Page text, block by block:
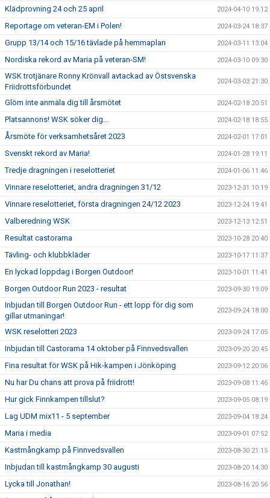
Klädprovning 24 och 25 april 2024-04-10 19:12
Reportage om veteran-EM i Polen! 2024-03-24 18:37
Grupp 13/14 och 15/16 tävlade på hemmaplan 2024-03-11 13:04
Nordiska rekord av Maria på veteran-SM! 2024-03-10 09:30
WSK trotjänare Ronny Krönvall avtackad av Östsvenska
Friidrottsförbundet
2024-03-03 21:30
Glöm inte anmäla dig till årsmötet 2024-02-18 20:51
Platsannons! WSK söker dig... 2024-02-18 18:55
Årsmöte för verksamhetsåret 2023 2024-02-01 17:01
Svenskt rekord av Maria! 2024-01-28 19:11
Tredje dragningen i reselotteriet 2024-01-06 11:46
Vinnare reselotteriet, andra dragningen 31/12 2023-12-31 10:19
Vinnare reselotteriet, första dragningen 24/12 2023 2023-12-24 19:41
Valberedning WSK 2023-12-13 12:51
Resultat castorama 2023-10-28 20:40
Tävling- och klubbkläder 2023-10-17 11:37
En lyckad loppdag i Borgen Outdoor! 2023-10-01 11:41
Borgen Outdoor Run 2023 - resultat 2023-09-30 19:09
Inbjudan till Borgen Outdoor Run - ett lopp för dig som
gillar utmaningar!
2023-09-24 18:00
WSK reselotteri 2023 2023-09-24 17:05
Inbjudan till Castorama 14 oktober på Finnvedsvallen 2023-09-20 20:45
Fina resultat för WSK på Hik-kampen i Jönköping 2023-09-12 20:06
Nu har Du chans att prova på friidrott! 2023-09-08 11:46
Hur gick Finnkampen tillslut? 2023-09-05 08:19
Lag UDM mix11 - 5 september 2023-09-04 18:24
Maria i media 2023-09-01 07:52
Kastmångkamp på Finnvedsvallen 2023-08-30 21:15
Inbjudan till kastmångkamp 30 augusti 2023-08-20 14:30
Lycka till Jonathan! 2023-08-16 20:56